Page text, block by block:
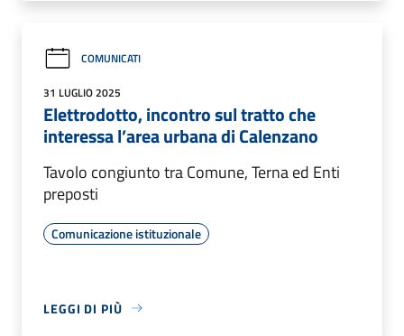
COMUNICATI
31 LUGLIO 2025
Elettrodotto, incontro sul tratto che
interessa l’area urbana di Calenzano
Tavolo congiunto tra Comune, Terna ed Enti
preposti
Comunicazione istituzionale
LEGGI DI PIÙ